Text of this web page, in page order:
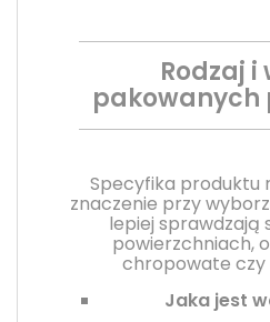
Rodzaj i
pakowanych
Specyfika produktu
znaczenie przy
lepiej sprawdzają
powierzchniach,
chropowate czy
Jaka jest